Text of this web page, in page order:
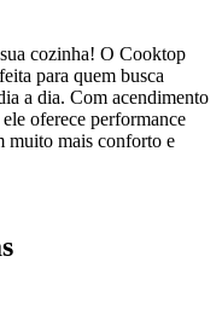
cozinha! O Cooktop
para quem busca
a dia. Com acendimento
oferece performance
muito mais conforto e